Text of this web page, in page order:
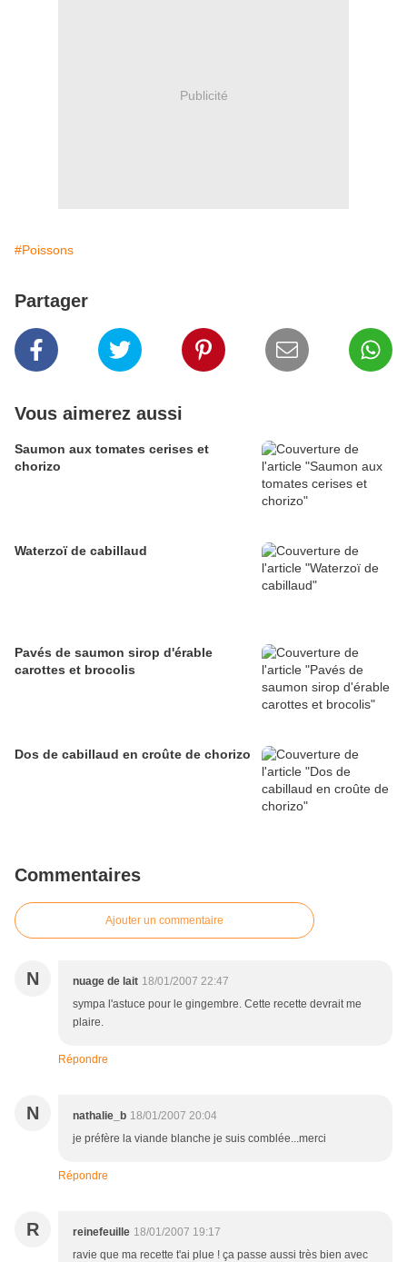
Publicité
#Poissons
Partager
Vous aimerez aussi
Saumon aux tomates cerises et
chorizo
Waterzoï de cabillaud
Pavés de saumon sirop d'érable
carottes et brocolis
Dos de cabillaud en croûte de chorizo
Commentaires
Ajouter un commentaire
N nuage de lait 18/01/2007 22:47
sympa l'astuce pour le gingembre. Cette recette devrait me
plaire.
Répondre
N nathalie_b 18/01/2007 20:04
je préfère la viande blanche je suis comblée...merci
Répondre
R reinefeuille 18/01/2007 19:17
ravie que ma recette t'ai plue ! ça passe aussi très bien avec